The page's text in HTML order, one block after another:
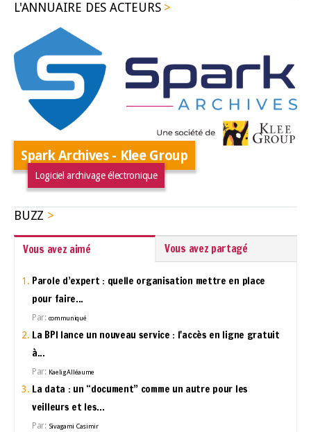
L'ANNUAIRE DES ACTEURS
Spark Archives - Klee Group
Logiciel archivage électronique
BUZZ
Vous avez aimé Vous avez partagé
Parole d’expert : quelle organisation mettre en place
pour faire...
Par: communiqué
La BPI lance un nouveau service : l'accès en ligne gratuit
à...
Par: Kaelig Alléaume
La data : un “document” comme un autre pour les
veilleurs et les...
Par: Sivagami Casimir